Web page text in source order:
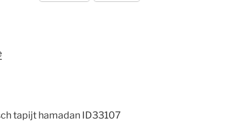
tapijt hamadan ID33107